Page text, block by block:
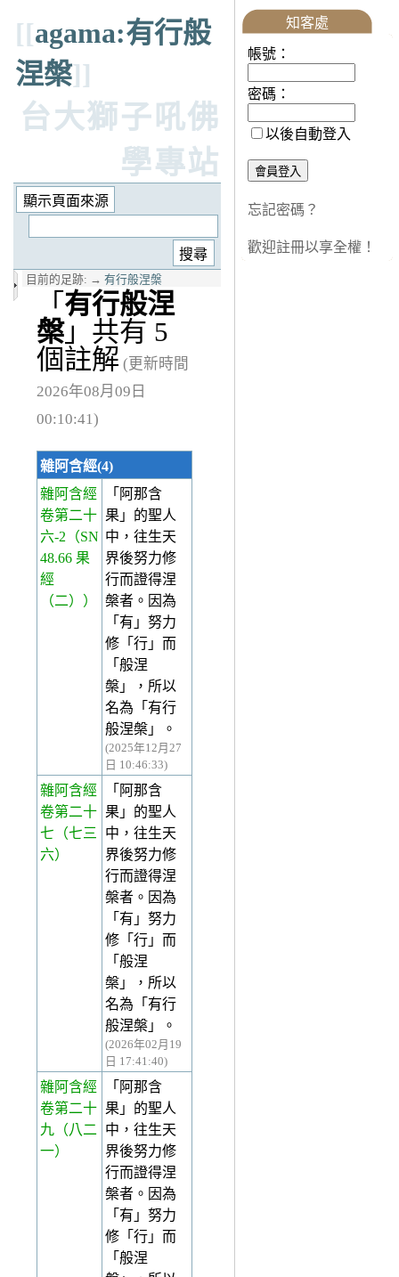
[[agama:有行般
涅槃]]
台大獅子吼佛
學專站
目前的足跡: → 有行般涅槃
「 有行般涅
槃」共有 5
個註解 (更新時間
2026年08月09日
00:10:41)
雜阿含經(4)
雜阿含經
卷第二十
六-2 （SN
48.66 果
經
（二））
「阿那含
果」的聖人
中，往生天
界後努力修
行而證得涅
槃者。因為
「有」努力
修「行」而
「般涅
槃」，所以
名為「有行
般涅槃」。
(2025年12月27
日 10:46:33)
雜阿含經
卷第二十
七 （七三
六）
「阿那含
果」的聖人
中，往生天
界後努力修
行而證得涅
槃者。因為
「有」努力
修「行」而
「般涅
槃」，所以
名為「有行
般涅槃」。
(2026年02月19
日 17:41:40)
雜阿含經
卷第二十
九 （八二
一）
「阿那含
果」的聖人
中，往生天
界後努力修
行而證得涅
槃者。因為
「有」努力
修「行」而
「般涅
知客處
帳號：
密碼：
以後自動登入
忘記密碼？
歡迎註冊以享全權！